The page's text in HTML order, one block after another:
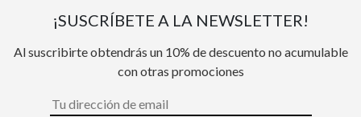
¡SUSCRÍBETE A LA NEWSLETTER!
Al suscribirte obtendrás un 10% de descuento no acumulable
con otras promociones